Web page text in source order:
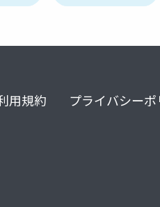
用規約 プライバシー